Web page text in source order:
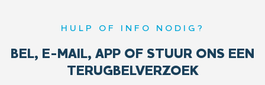
HULP OF INFO NODIG?
BEL, E-MAIL, APP OF STUUR ONS EEN
TERUGBELVERZOEK